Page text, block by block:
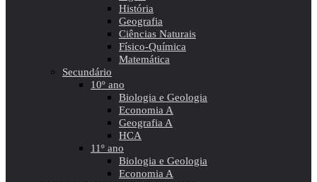
História
Geografia
Ciências Naturais
Físico-Química
Matemática
Secundário
10º ano
Biologia e Geologia
Economia A
Geografia A
HCA
11º ano
Biologia e Geologia
Economia A